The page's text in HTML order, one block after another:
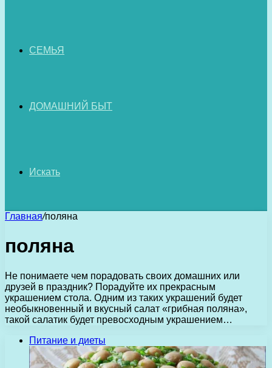
СЕМЬЯ
ДОМАШНИЙ БЫТ
Искать
Главная/поляна
поляна
Не понимаете чем порадовать своих домашних или
друзей в праздник? Порадуйте их прекрасным
украшением стола. Одним из таких украшений будет
необыкновенный и вкусный салат «грибная поляна»,
такой салатик будет превосходным украшением…
Питание и диеты